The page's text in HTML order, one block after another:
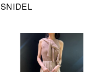
SNIDEL